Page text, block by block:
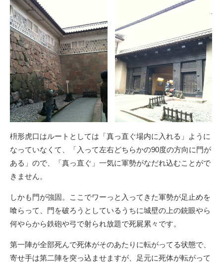
枡形虎口はルートとしては「真っ直ぐ場内に入れる」ように
なっていなくて、「入って左右どちらかの90度の方向に門が
ある」ので、「真っ直ぐ」一気に軍勢がなだれ込むことがで
きません。
しかも門が強固。ここでワーっと入ってきた軍勢が足止めを
喰らって、門を破ろうとしているうちに城壁の上の銃眼やら
何やらから鉄砲や弓で射られ放題で死屍累々です。
第一陣が全部死んで死体がそのあたりに転がってる状態で、
寄せ手は第二陣を突っ込ませますが、足元に死体が転がって